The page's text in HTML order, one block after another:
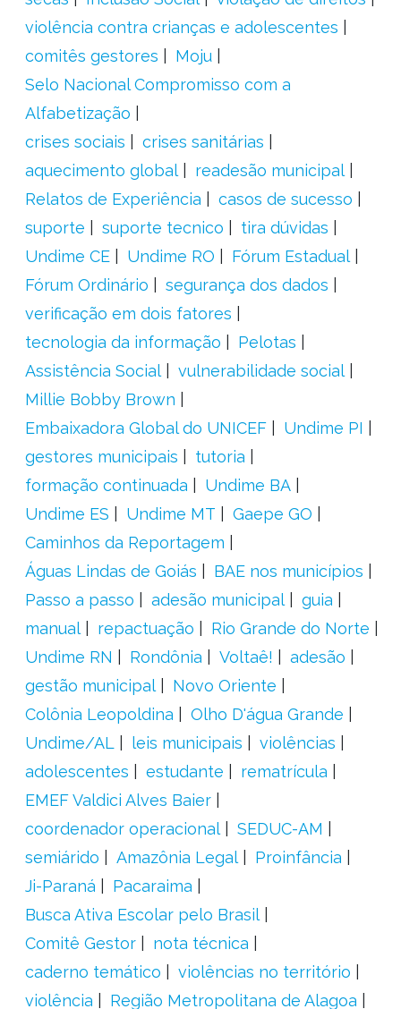
violência contra crianças e adolescentes
comitês gestores
Moju
Selo Nacional Compromisso com a
Alfabetização
crises sociais
crises sanitárias
aquecimento global
readesão municipal
Relatos de Experiência
casos de sucesso
suporte
suporte tecnico
tira dúvidas
Undime CE
Undime RO
Fórum Estadual
Fórum Ordinário
segurança dos dados
verificação em dois fatores
tecnologia da informação
Pelotas
Assistência Social
vulnerabilidade social
Millie Bobby Brown
Embaixadora Global do UNICEF
Undime PI
gestores municipais
tutoria
formação continuada
Undime BA
Undime ES
Undime MT
Gaepe GO
Caminhos da Reportagem
Águas Lindas de Goiás
BAE nos municípios
Passo a passo
adesão municipal
guia
manual
repactuação
Rio Grande do Norte
Undime RN
Rondônia Voltaê!
adesão
gestão municipal
Novo Oriente
Colônia Leopoldina
Olho D'água Grande
Undime/AL
leis municipais
violências
adolescentes
estudante
rematrícula
EMEF Valdici Alves Baier
coordenador operacional
SEDUC-AM
semiárido
Amazônia Legal
Proinfância
Ji-Paraná
Pacaraima
Busca Ativa Escolar pelo Brasil
Comitê Gestor
nota técnica
caderno temático
violências no território
violência
Região Metropolitana de Alagoa